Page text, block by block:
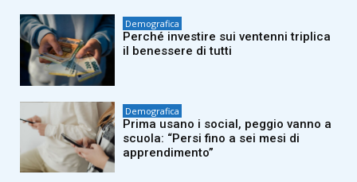
Demografica
Perché investire sui ventenni triplica
il benessere di tutti
Demografica
Prima usano i social, peggio vanno a
scuola: “Persi fino a sei mesi di
apprendimento”